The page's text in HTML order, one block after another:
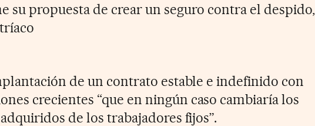
su propuesta de crear un seguro contra el despido,
de un contrato estable e indefinido con
crecientes “que en ningún caso cambiaría los
de los trabajadores fijos”.